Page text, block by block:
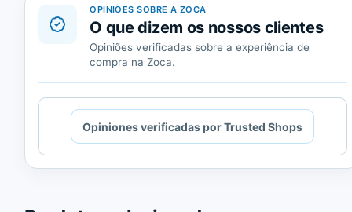
OPINIÕES SOBRE A ZOCA
O que dizem os nossos clientes
Opiniões verificadas sobre a experiência de
compra na Zoca.
Cargando
contenido
de
Trusted
Opiniones verificadas por Trusted Shops